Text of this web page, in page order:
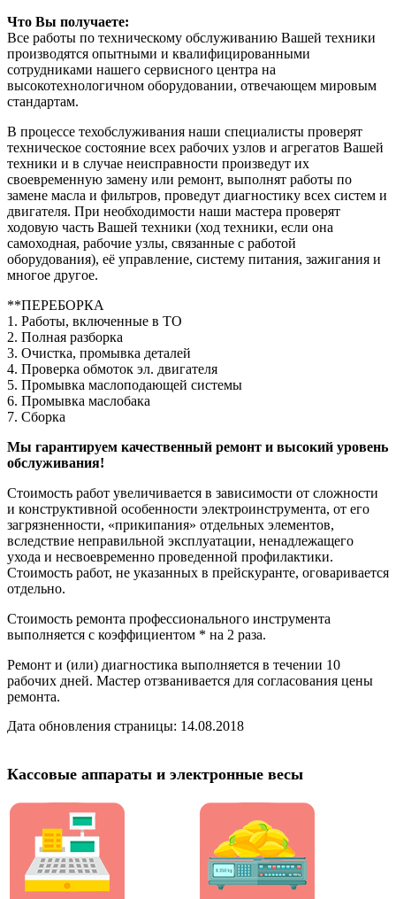
Что Вы получаете:
Все работы по техническому обслуживанию Вашей техники
производятся опытными и квалифицированными
сотрудниками нашего сервисного центра на
высокотехнологичном оборудовании, отвечающем мировым
стандартам.
В процессе техобслуживания наши специалисты проверят
техническое состояние всех рабочих узлов и агрегатов Вашей
техники и в случае неисправности произведут их
своевременную замену или ремонт, выполнят работы по
замене масла и фильтров, проведут диагностику всех систем и
двигателя. При необходимости наши мастера проверят
ходовую часть Вашей техники (ход техники, если она
самоходная, рабочие узлы, связанные с работой
оборудования), её управление, систему питания, зажигания и
многое другое.
**ПЕРЕБОРКА
1. Работы, включенные в ТО
2. Полная разборка
3. Очистка, промывка деталей
4. Проверка обмоток эл. двигателя
5. Промывка маслоподающей системы
6. Промывка маслобака
7. Сборка
Мы гарантируем качественный ремонт и высокий уровень
обслуживания!
Стоимость работ увеличивается в зависимости от сложности
и конструктивной особенности электроинструмента, от его
загрязненности, «прикипания» отдельных элементов,
вследствие неправильной эксплуатации, ненадлежащего
ухода и несвоевременно проведенной профилактики.
Стоимость работ, не указанных в прейскуранте, оговаривается
отдельно.
Стоимость ремонта профессионального инструмента
выполняется с коэффициентом * на 2 раза.
Ремонт и (или) диагностика выполняется в течении 10
рабочих дней. Мастер отзванивается для согласования цены
ремонта.
Дата обновления страницы: 14.08.2018
Кассовые аппараты и электронные весы